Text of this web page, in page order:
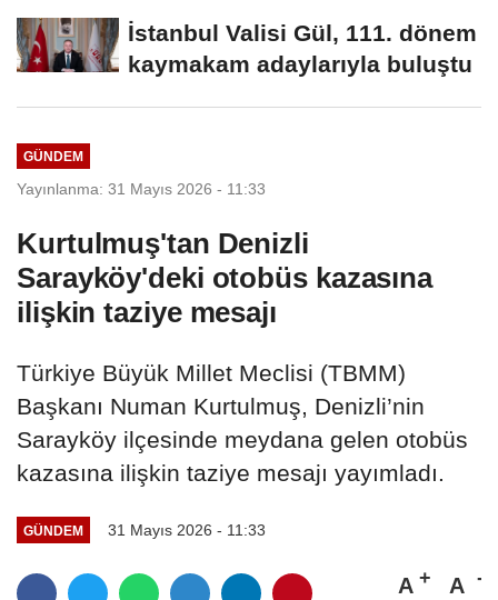
Eşgüdüm...
İstanbul Valisi Gül, 111. dönem
kaymakam adaylarıyla buluştu
GÜNDEM
Yayınlanma: 31 Mayıs 2026 - 11:33
Kurtulmuş'tan Denizli
Sarayköy'deki otobüs kazasına
ilişkin taziye mesajı
Türkiye Büyük Millet Meclisi (TBMM)
Başkanı Numan Kurtulmuş, Denizli’nin
Sarayköy ilçesinde meydana gelen otobüs
kazasına ilişkin taziye mesajı yayımladı.
GÜNDEM 31 Mayıs 2026 - 11:33
A A